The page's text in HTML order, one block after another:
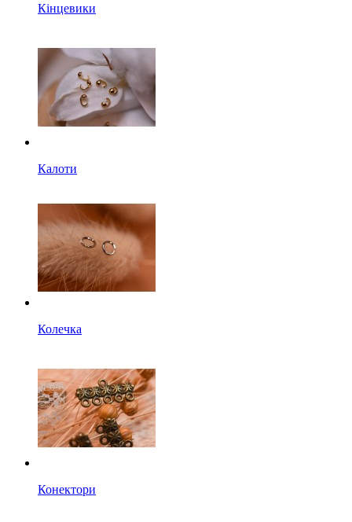
Кінцевики
Калоти
Колечка
Конектори